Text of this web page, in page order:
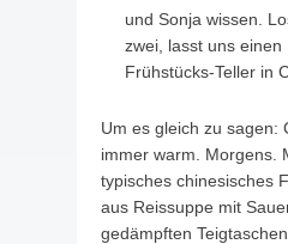
und Sonja wissen.
zwei, lasst uns einen
Frühstücks-Teller in
Um es gleich zu sagen:
immer warm. Morgens.
typisches chinesisches
aus Reissuppe mit
gedämpften